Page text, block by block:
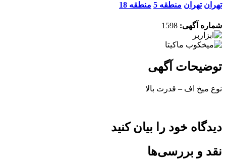
تهران تهران منطقه 5 منطقه 18
شماره آگهی: 1598
توضیحات آگهی
نوع میخ اف – قدرت بالا
دیدگاه خود را بیان کنید
نقد و بررسی‌ها